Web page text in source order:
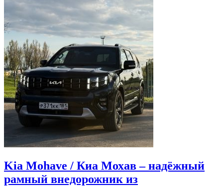
Kia Mohave / Киа Мохав – надёжный
рамный внедорожник из